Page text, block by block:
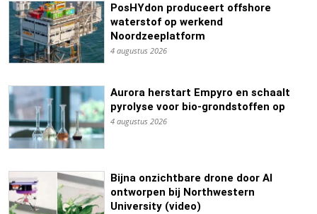
PosHYdon produceert offshore
waterstof op werkend
Noordzeeplatform
4 augustus 2026
Aurora herstart Empyro en schaalt
pyrolyse voor bio-grondstoffen op
4 augustus 2026
Bijna onzichtbare drone door AI
ontworpen bij Northwestern
University (video)